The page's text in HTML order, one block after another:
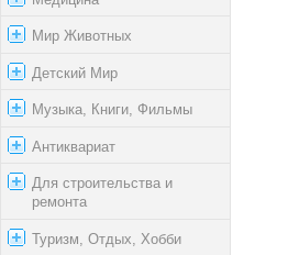
Мир Животных
Детский Мир
Музыка, Книги, Фильмы
Антиквариат
Для строительства и
ремонта
Туризм, Отдых, Хобби